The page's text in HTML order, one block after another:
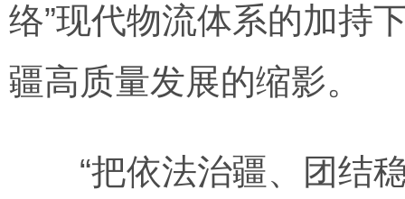
络”现代物流体系的加持
疆高质量发展的缩影。
“把依法治疆、团结稳